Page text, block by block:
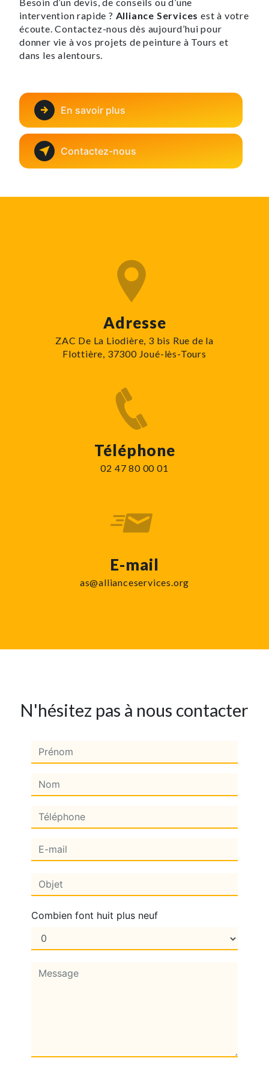
intervention rapide ? Alliance Services est à votre
écoute. Contactez-nous dès aujourd’hui pour
donner vie à vos projets de peinture à Tours et
dans les alentours.
En savoir plus
Contactez-nous
Adresse
ZAC De La Liodière, 3 bis Rue de la
Flottière, 37300 Joué-lès-Tours
Téléphone
02 47 80 00 01
E-mail
as@allianceservices.org
N'hésitez pas à nous contacter
Combien font huit plus neuf